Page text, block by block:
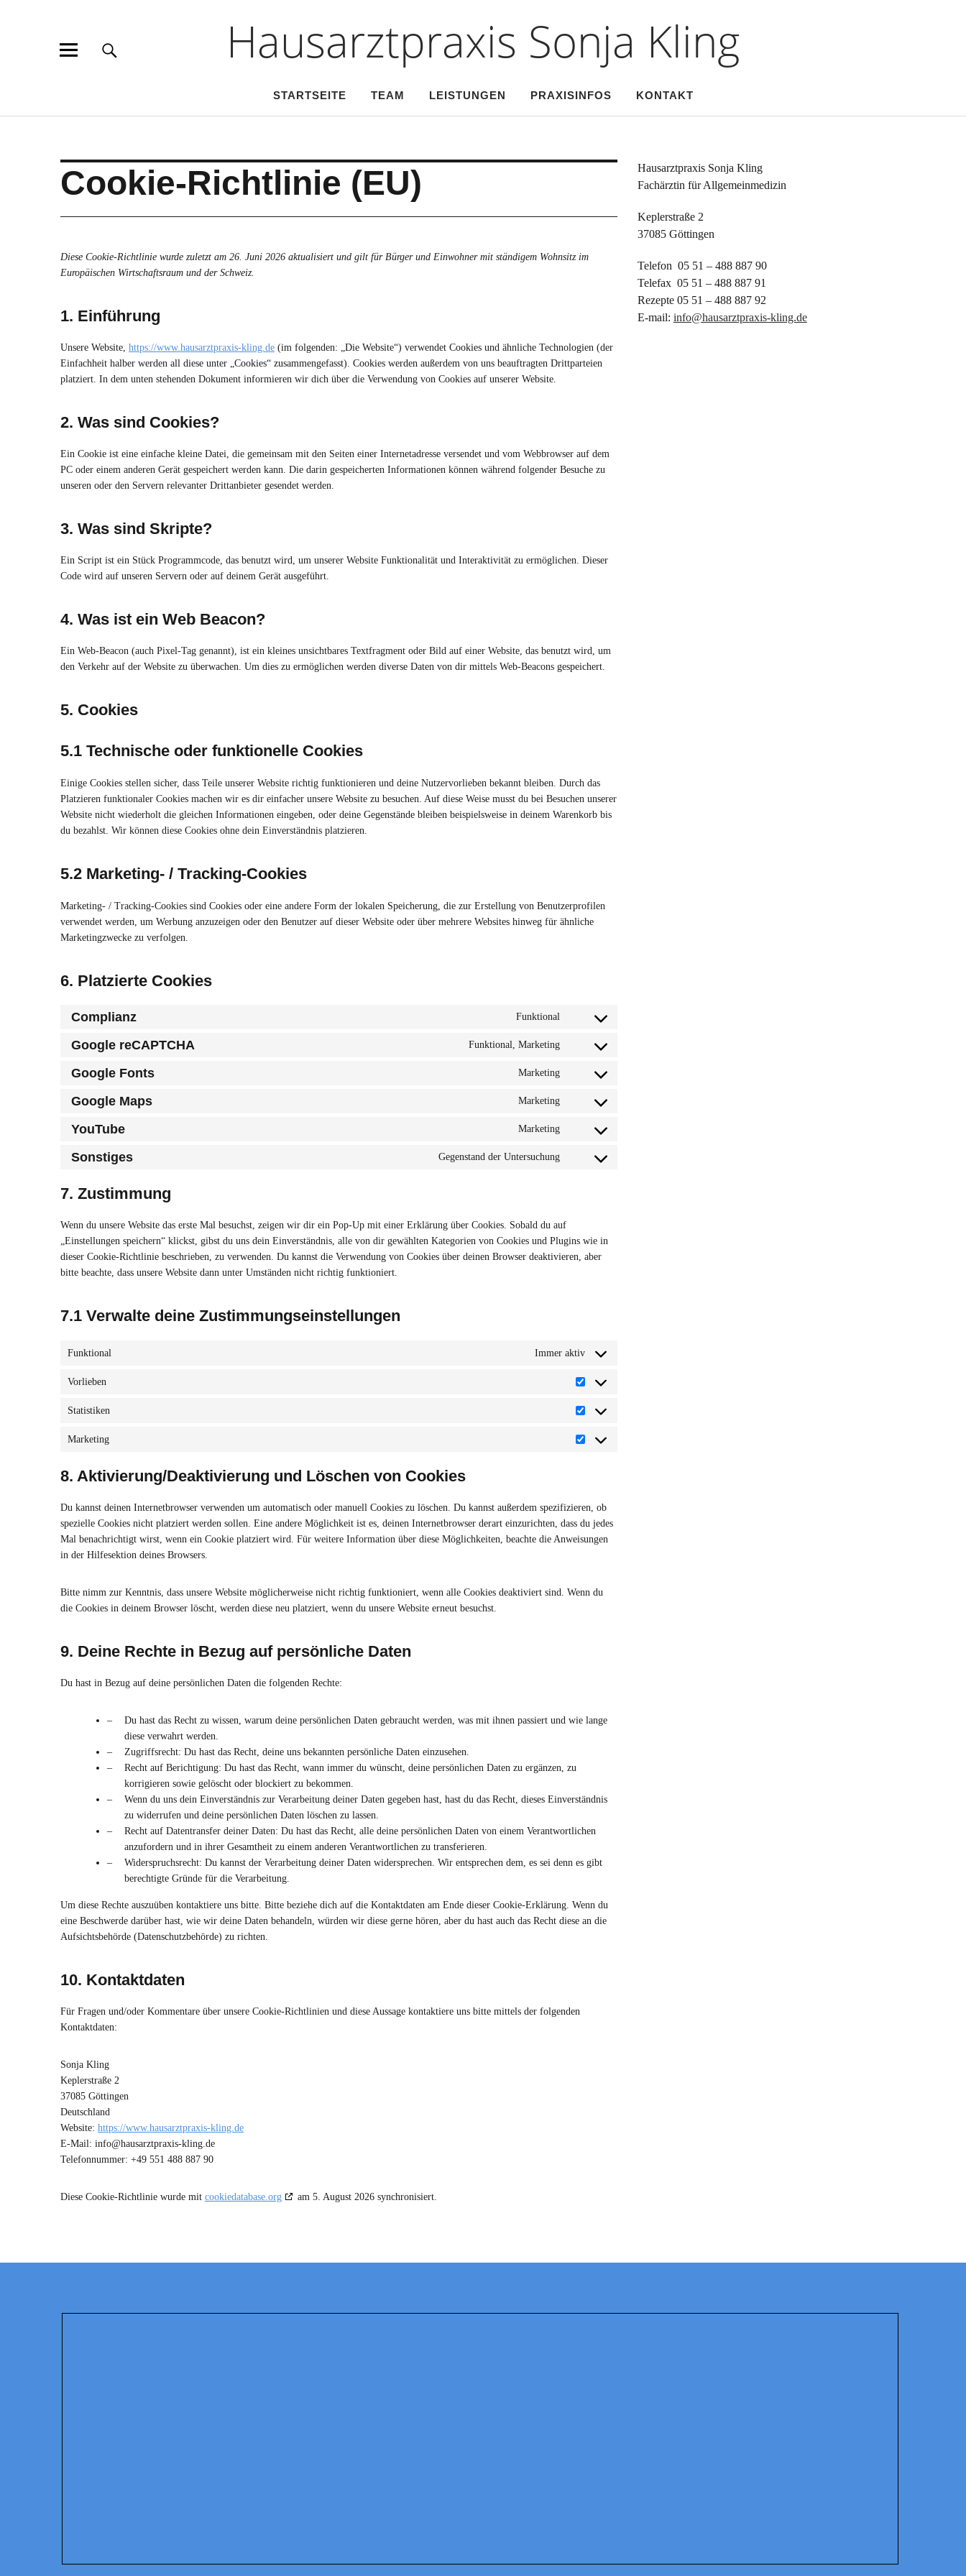
Hausarztpraxis Sonja Kling
STARTSEITE TEAM LEISTUNGEN PRAXISINFOS KONTAKT
Cookie-Richtlinie (EU)
Diese Cookie-Richtlinie wurde zuletzt am 26. Juni 2026 aktualisiert und gilt für Bürger und Einwohner mit ständigem Wohnsitz im
Europäischen Wirtschaftsraum und der Schweiz.
1. Einführung
Unsere Website, https://www.hausarztpraxis-kling.de (im folgenden: „Die Website“) verwendet Cookies und ähnliche Technologien (der
Einfachheit halber werden all diese unter „Cookies“ zusammengefasst). Cookies werden außerdem von uns beauftragten Drittparteien
platziert. In dem unten stehenden Dokument informieren wir dich über die Verwendung von Cookies auf unserer Website.
2. Was sind Cookies?
Ein Cookie ist eine einfache kleine Datei, die gemeinsam mit den Seiten einer Internetadresse versendet und vom Webbrowser auf dem
PC oder einem anderen Gerät gespeichert werden kann. Die darin gespeicherten Informationen können während folgender Besuche zu
unseren oder den Servern relevanter Drittanbieter gesendet werden.
3. Was sind Skripte?
Ein Script ist ein Stück Programmcode, das benutzt wird, um unserer Website Funktionalität und Interaktivität zu ermöglichen. Dieser
Code wird auf unseren Servern oder auf deinem Gerät ausgeführt.
4. Was ist ein Web Beacon?
Ein Web-Beacon (auch Pixel-Tag genannt), ist ein kleines unsichtbares Textfragment oder Bild auf einer Website, das benutzt wird, um
den Verkehr auf der Website zu überwachen. Um dies zu ermöglichen werden diverse Daten von dir mittels Web-Beacons gespeichert.
5. Cookies
5.1 Technische oder funktionelle Cookies
Einige Cookies stellen sicher, dass Teile unserer Website richtig funktionieren und deine Nutzervorlieben bekannt bleiben. Durch das
Platzieren funktionaler Cookies machen wir es dir einfacher unsere Website zu besuchen. Auf diese Weise musst du bei Besuchen unserer
Website nicht wiederholt die gleichen Informationen eingeben, oder deine Gegenstände bleiben beispielsweise in deinem Warenkorb bis
du bezahlst. Wir können diese Cookies ohne dein Einverständnis platzieren.
5.2 Marketing- / Tracking-Cookies
Marketing- / Tracking-Cookies sind Cookies oder eine andere Form der lokalen Speicherung, die zur Erstellung von Benutzerprofilen
verwendet werden, um Werbung anzuzeigen oder den Benutzer auf dieser Website oder über mehrere Websites hinweg für ähnliche
Marketingzwecke zu verfolgen.
6. Platzierte Cookies
Complianz Funktional
Google reCAPTCHA Funktional, Marketing
Google Fonts Marketing
Google Maps Marketing
YouTube Marketing
Sonstiges Gegenstand der Untersuchung
7. Zustimmung
Wenn du unsere Website das erste Mal besuchst, zeigen wir dir ein Pop-Up mit einer Erklärung über Cookies. Sobald du auf
„Einstellungen speichern“ klickst, gibst du uns dein Einverständnis, alle von dir gewählten Kategorien von Cookies und Plugins wie in
dieser Cookie-Richtlinie beschrieben, zu verwenden. Du kannst die Verwendung von Cookies über deinen Browser deaktivieren, aber
bitte beachte, dass unsere Website dann unter Umständen nicht richtig funktioniert.
7.1 Verwalte deine Zustimmungseinstellungen
Funktional Immer aktiv
Vorlieben
Statistiken
Marketing
8. Aktivierung/Deaktivierung und Löschen von Cookies
Du kannst deinen Internetbrowser verwenden um automatisch oder manuell Cookies zu löschen. Du kannst außerdem spezifizieren, ob
spezielle Cookies nicht platziert werden sollen. Eine andere Möglichkeit ist es, deinen Internetbrowser derart einzurichten, dass du jedes
Mal benachrichtigt wirst, wenn ein Cookie platziert wird. Für weitere Information über diese Möglichkeiten, beachte die Anweisungen
in der Hilfesektion deines Browsers.
Bitte nimm zur Kenntnis, dass unsere Website möglicherweise nicht richtig funktioniert, wenn alle Cookies deaktiviert sind. Wenn du
die Cookies in deinem Browser löscht, werden diese neu platziert, wenn du unsere Website erneut besuchst.
9. Deine Rechte in Bezug auf persönliche Daten
Du hast in Bezug auf deine persönlichen Daten die folgenden Rechte:
Du hast das Recht zu wissen, warum deine persönlichen Daten gebraucht werden, was mit ihnen passiert und wie lange
diese verwahrt werden.
Zugriffsrecht: Du hast das Recht, deine uns bekannten persönliche Daten einzusehen.
Recht auf Berichtigung: Du hast das Recht, wann immer du wünscht, deine persönlichen Daten zu ergänzen, zu
korrigieren sowie gelöscht oder blockiert zu bekommen.
Wenn du uns dein Einverständnis zur Verarbeitung deiner Daten gegeben hast, hast du das Recht, dieses Einverständnis
zu widerrufen und deine persönlichen Daten löschen zu lassen.
Recht auf Datentransfer deiner Daten: Du hast das Recht, alle deine persönlichen Daten von einem Verantwortlichen
anzufordern und in ihrer Gesamtheit zu einem anderen Verantwortlichen zu transferieren.
Widerspruchsrecht: Du kannst der Verarbeitung deiner Daten widersprechen. Wir entsprechen dem, es sei denn es gibt
berechtigte Gründe für die Verarbeitung.
Um diese Rechte auszuüben kontaktiere uns bitte. Bitte beziehe dich auf die Kontaktdaten am Ende dieser Cookie-Erklärung. Wenn du
eine Beschwerde darüber hast, wie wir deine Daten behandeln, würden wir diese gerne hören, aber du hast auch das Recht diese an die
Aufsichtsbehörde (Datenschutzbehörde) zu richten.
10. Kontaktdaten
Für Fragen und/oder Kommentare über unsere Cookie-Richtlinien und diese Aussage kontaktiere uns bitte mittels der folgenden
Kontaktdaten:
Sonja Kling
Keplerstraße 2
37085 Göttingen
Deutschland
Website: https://www.hausarztpraxis-kling.de
E-Mail: info@hausarztpraxis-kling.de
Telefonnummer: +49 551 488 887 90
Diese Cookie-Richtlinie wurde mit cookiedatabase.org am 5. August 2026 synchronisiert.
Hausarztpraxis Sonja Kling
Fachärztin für Allgemeinmedizin
Keplerstraße 2
37085 Göttingen
Telefon 05 51 – 488 887 90
Telefax 05 51 – 488 887 91
Rezepte 05 51 – 488 887 92
E-mail: info@hausarztpraxis-kling.de